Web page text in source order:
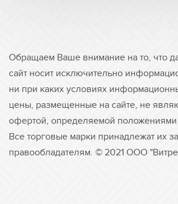
Обращаем Ваше внимание на то, что
сайт носит исключительно
ни при каких условиях
цены, размещенные на сайте, не
офертой, определяемой положениями
Все торговые марки принадлежат их
правообладателям. © 2021 ООО